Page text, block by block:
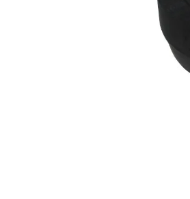
Motory, mikromotory, vrtačky